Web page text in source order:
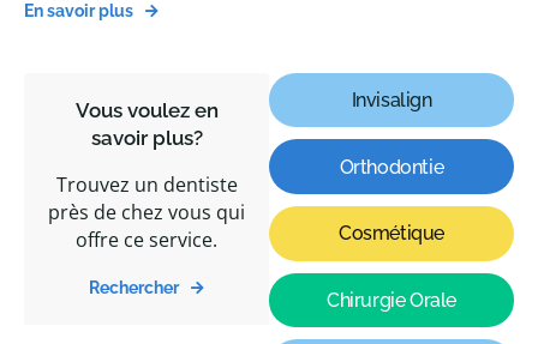
Vous voulez en
savoir plus?
Trouvez un dentiste
près de chez vous qui
offre ce service.
Rechercher
Invisalign
Orthodontie
Cosmétique
Chirurgie Orale
En savoir plus